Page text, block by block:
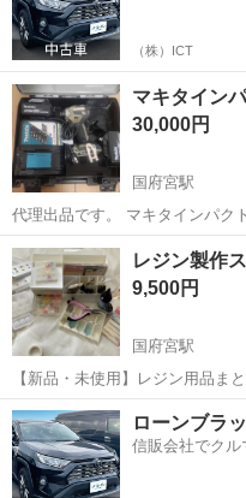
（株）ICT
マキタイン
30,000円
国府宮駅
代理出品です。 マキタインパク
TD173Dになります。 本体 1つ
スになります。 軸ブレ無し 不都
りますが大...
愛知 稲沢市 国府宮駅
レジン製作
9,500円
国府宮駅
【新品・未使用】レジン用品ま
め！ レジン製作に興味を持って購入しましたが、購入した時点で満足
してしまい、一度も使用しませんでした。 そのため
使用です！ （ダイソー セリ...
愛知 稲沢市 国府宮駅
ローンブラ
信販会社でクル